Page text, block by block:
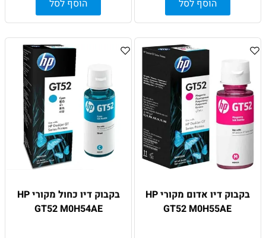
הוסף לסל הוסף לסל
בקבוק דיו אדום מקורי HP
GT52 M0H55AE
בקבוק דיו כחול מקורי HP
GT52 M0H54AE